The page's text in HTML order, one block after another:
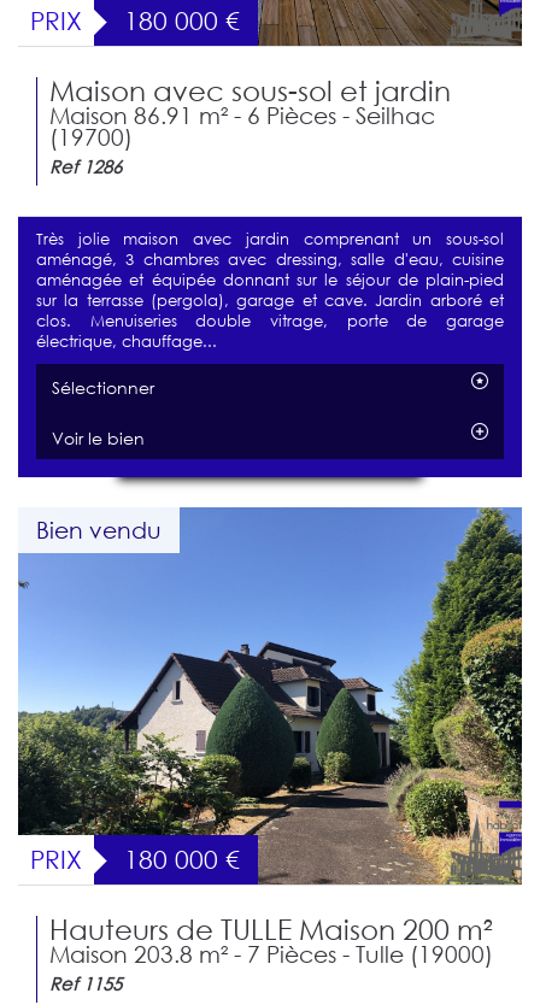
PRIX 180 000 €
Maison avec sous-sol et jardin
Maison 86.91 m² - 6 Pièces - Seilhac
(19700)
Ref 1286
Très jolie maison avec jardin comprenant un sous-sol
aménagé, 3 chambres avec dressing, salle d'eau, cuisine
aménagée et équipée donnant sur le séjour de plain-pied
sur la terrasse (pergola), garage et cave. Jardin arboré et
clos. Menuiseries double vitrage, porte de garage
électrique, chauffage...
Sélectionner
Voir le bien
Bien vendu
PRIX 180 000 €
Hauteurs de TULLE Maison 200 m²
Maison 203.8 m² - 7 Pièces - Tulle (19000)
Ref 1155